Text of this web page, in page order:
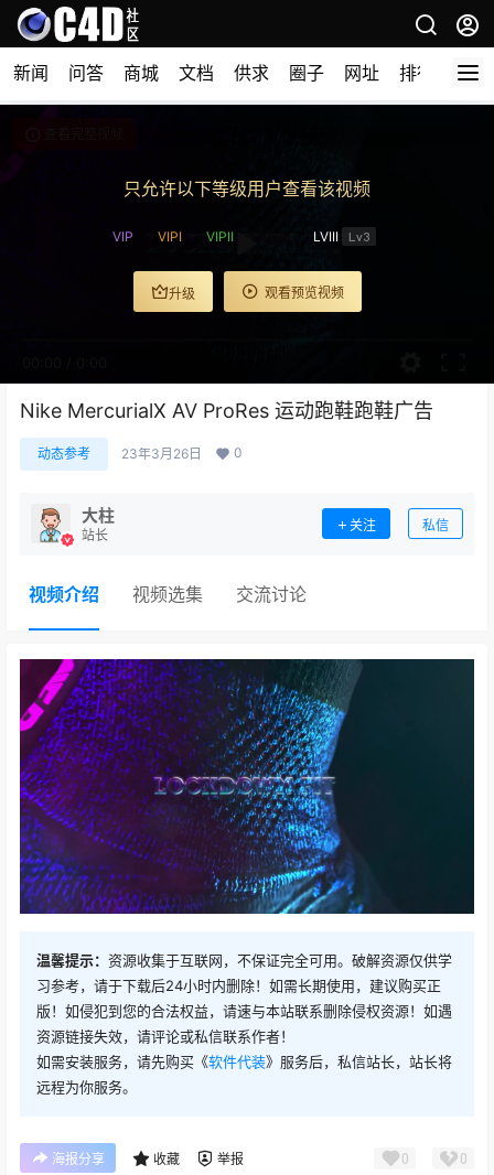
新闻 问答 商城 文档 供求 圈子 网址 排行榜
只允许以下等级用户查看该视频
VIP VIPI VIPII LVIII Lv3
升级 观看预览视频
Nike MercurialX AV ProRes 运动跑鞋跑鞋广告
动态参考 23年3月26日 0
大柱
站长
关注 私信
视频介绍 视频选集 交流讨论
温馨提示： 资源收集于互联网，不保证完全可用。破解资源仅供学
习参考，请于下载后24小时内删除！如需长期使用，建议购买正
版！如侵犯到您的合法权益，请速与本站联系删除侵权资源！如遇
资源链接失效，请评论或私信联系作者！
如需安装服务，请先购买《软件代装》服务后，私信站长，站长将
远程为你服务。
海报分享 收藏 举报 0 0